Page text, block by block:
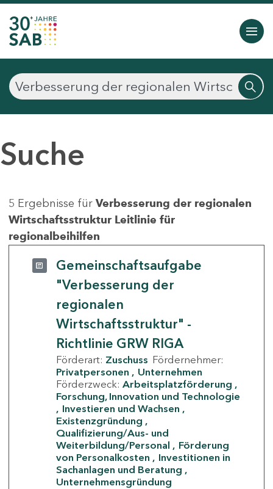
Suche
5 Ergebnisse für Verbesserung der regionalen
Wirtschaftsstruktur Leitlinie für
regionalbeihilfen
Gemeinschaftsaufgabe
"Verbesserung der
regionalen
Wirtschaftsstruktur" -
Richtlinie GRW RIGA
Förderart: Zuschuss Fördernehmer:
Privatpersonen
Unternehmen
Förderzweck: Arbeitsplatzförderung
Forschung, Innovation und Technologie
Investieren und Wachsen
Existenzgründung
Qualifizierung/Aus- und
Weiterbildung/Personal
Förderung
von Personalkosten
Investitionen in
Sachanlagen und Beratung
Unternehmensgründung